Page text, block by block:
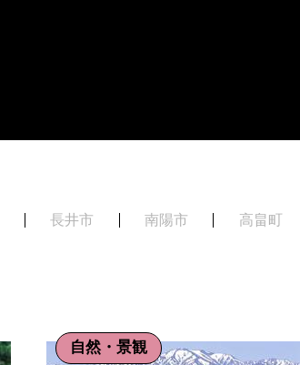
長井市 南陽市 高畠町
自然・景観